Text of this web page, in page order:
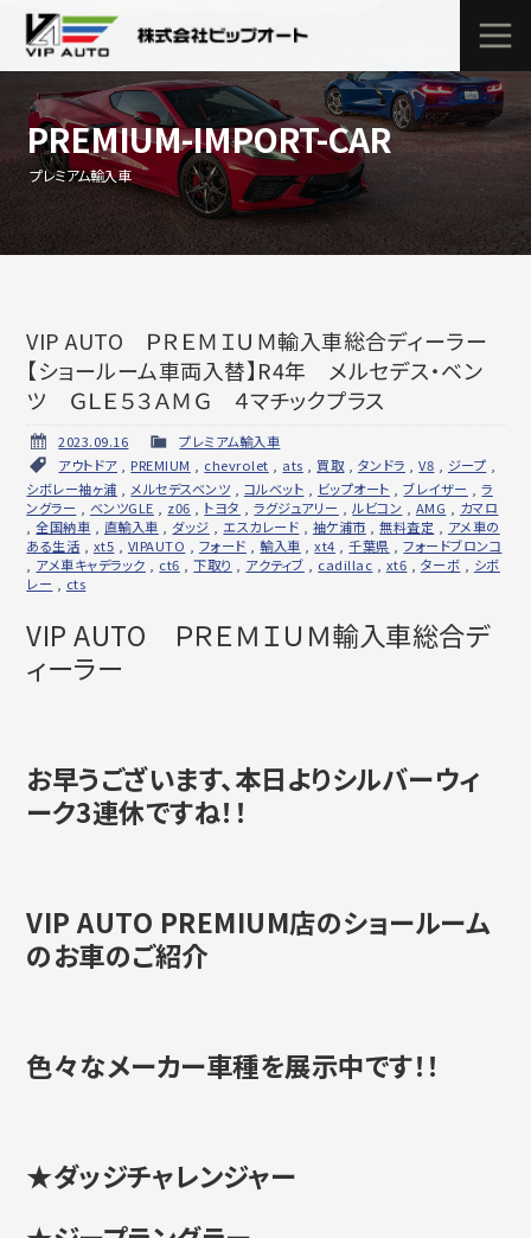
PREMIUM-IMPORT-CAR
プレミアム輸入車
VIP AUTO ＰＲＥＭＩＵＭ輸入車総合ディーラー
【ショールーム車両入替】R4年 メルセデス・ベン
ツ ＧＬＥ５３ＡＭＧ ４マチックプラス
2023.09.16
プレミアム輸入車
アウトドア, PREMIUM chevrolet ats 買取 タンドラ ,V8 ジープ
シボレー袖ヶ浦
メルセデスベンツ コルベット ビップオート ,ブレイザー ,ラ
ングラー
ベンツGLE z06 トヨタ ,ラグジュアリー ,ルビコン AMG
カマロ
,全国納車 直輸入車 ダッジ エスカレード 袖ケ浦市 ,無料査定
アメ車の
ある生活
xt5 VIPAUTO フォード ,輸入車 ,xt4 ,千葉県 ,フォードブロンコ
アメ車キャデラック ct6 ,下取り アクティブ cadillac xt6 ターボ
シボ
レー
cts
VIP AUTO ＰＲＥＭＩＵＭ輸入車総合デ
ィーラー
お早うございます、本日よりシルバーウィ
ーク3連休ですね！！
VIP AUTO PREMIUM店のショールーム
のお車のご紹介
色々なメーカー車種を展示中です！！
★ダッジチャレンジャー